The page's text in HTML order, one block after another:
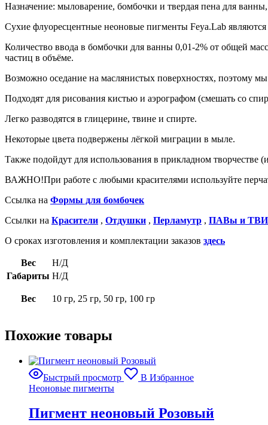
Назначение: мыловарение, бомбочки и твердая пена для
Сухие флуоресцентные неоновые пигменты Feya.Lab
Количество ввода в бомбочки для ванны 0,01-2% от общей
частиц в объёме.
Возможно оседание на маслянистых поверхностях, поэтому
Подходят для рисования кистью и аэрографом (смешать со
Легко разводятся в глицерине, твине и спирте.
Некоторые цвета подвержены лёгкой миграции в мыле.
Также подойдут для использования в прикладном творчестве
ВАЖНО!При работе с любыми красителями используйте
Ссылка на Формы для бомбочек
Ссылки на Красители , Отдушки , Перламутр , ПАВы и
О сроках изготовления и комплектации заказов здесь
Вес
Н/Д
Габариты Н/Д
Вес 10 гр, 25 гр, 50 гр, 100 гр
Похожие товары
Быстрый просмотр
В Избранное
Неоновые пигменты
Пигмент неоновый Розовый